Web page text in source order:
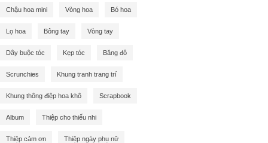
Chậu hoa mini Vòng hoa Bó hoa
Lọ hoa Bông tay Vòng tay
Dây buộc tóc Kẹp tóc Băng đô
Scrunchies Khung tranh trang trí
Khung thông điệp hoa khô Scrapbook
Album Thiệp cho thiếu nhi
Thiệp cảm ơn Thiệp ngày phụ nữ